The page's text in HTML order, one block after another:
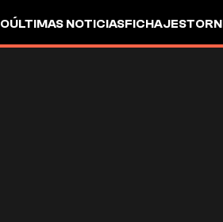
ÚLTIMAS NOTICIASFICHAJES